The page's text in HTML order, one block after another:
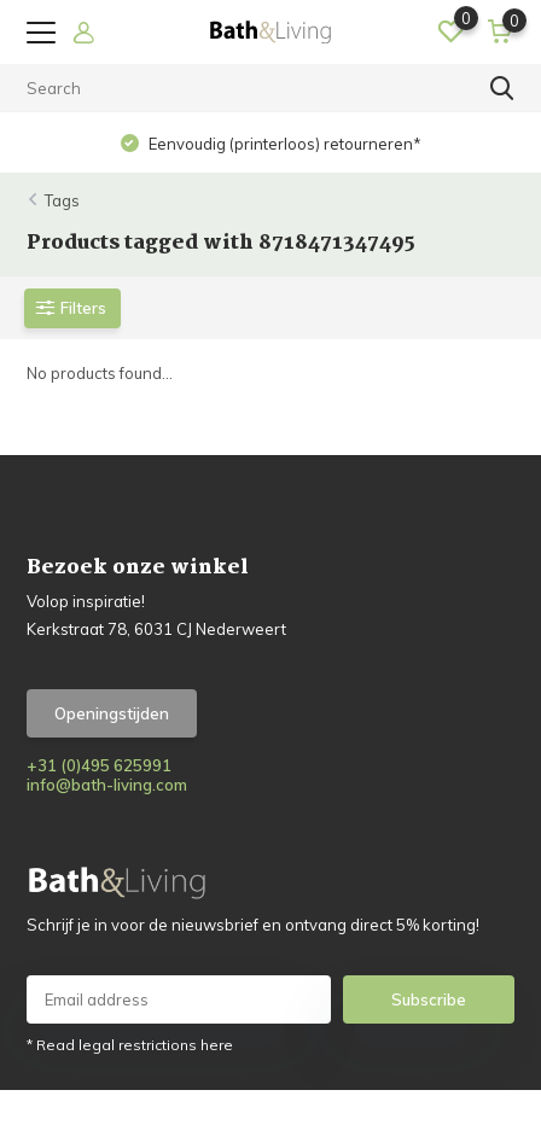
0 0
Eenvoudig (printerloos) retourneren*
Tags
Products tagged with 8718471347495
Filters
No products found...
Bezoek onze winkel
Volop inspiratie!
Kerkstraat 78, 6031 CJ Nederweert
Openingstijden
+31 (0)495 625991
info@bath-living.com
Schrijf je in voor de nieuwsbrief en ontvang direct 5% korting!
Subscribe
* Read legal restrictions here